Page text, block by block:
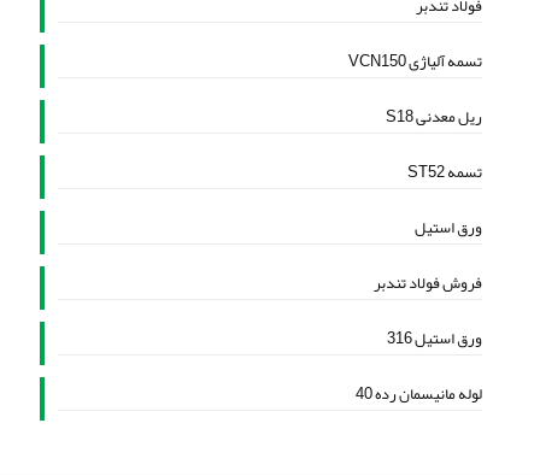
تسمه آلیاژی VCN150
ریل معدنی S18
تسمه ST52
ورق استیل
فروش فولاد تندبر
ورق استیل 316
لوله مانیسمان رده 40